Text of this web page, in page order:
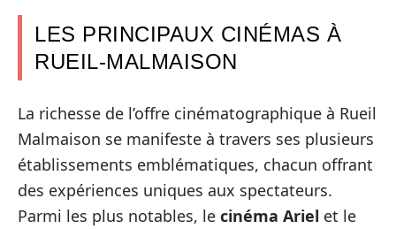
LES PRINCIPAUX CINÉMAS À
RUEIL-MALMAISON
La richesse de l’offre cinématographique à Rueil
Malmaison se manifeste à travers ses plusieurs
établissements emblématiques, chacun offrant
des expériences uniques aux spectateurs.
Parmi les plus notables, le cinéma Ariel et le